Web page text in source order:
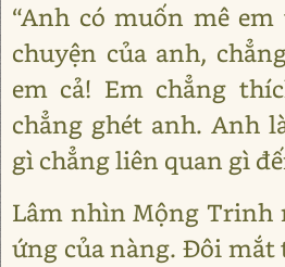
“Anh có muốn mê
chuyện của anh,
em cả! Em chẳng
chẳng ghét anh. Anh
gì chẳng liên quan gì
Lâm nhìn Mộng Trinh
ứng của nàng. Đôi mắt